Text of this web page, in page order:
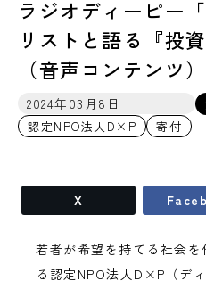
ラジオディーピー
リストと語る『投
（音声コンテンツ）
2024年03月8日
認定NPO法人D×P
寄付
X
若者が希望を持てる社会
る認定NPO法人D×P（デ